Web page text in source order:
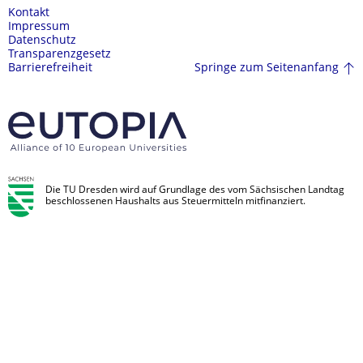
Kontakt
Impressum
Datenschutz
Transparenzgesetz
Barrierefreiheit
Springe zum Seitenanfang
Die TU Dresden wird auf Grundlage des vom Sächsischen Landtag
beschlossenen Haushalts aus Steuermitteln mitfinanziert.